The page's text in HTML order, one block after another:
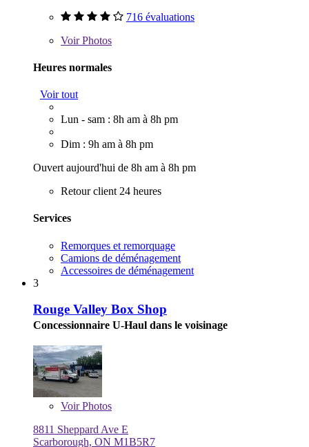
716 évaluations
VoirPhotos
Heures normales
Voir tout
Lun - sam : 8h am à 8h pm
Dim : 9h am à 8h pm
Ouvert aujourd'hui de 8h am à 8h pm
Retour client 24 heures
Services
Remorques et remorquage
Camions de déménagement
Accessoires de déménagement
3
Rouge Valley Box Shop
Concessionnaire U-Haul dans le voisinage
VoirPhotos
8811 Sheppard Ave E
Scarborough, ON M1B5R7